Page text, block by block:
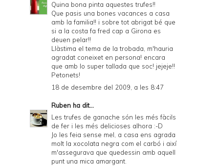
Quina bona pinta aquestes trufes!!
Que pasis una bones vacances a casa
amb la familia!! i sobre tot abrigat bé que
si a la costa fa fred cap a Girona es
deuen pelar!!
Llàstima el tema de la trobada, m'hauria
agradat coneixet en persona! encara
que amb lo super tallada que soc! jejeje!!
Petonets!
18 de desembre del 2009, a les 8:47
Ruben ha dit...
Les trufes de ganache són les més fàcils
de fer i les més delicioses alhora :-D
Jo les feia sense mel, a casa ens agrada
molt la xocolata negra com el carbó i així
m'assegurava que quedessin amb aquell
punt una mica amargant.